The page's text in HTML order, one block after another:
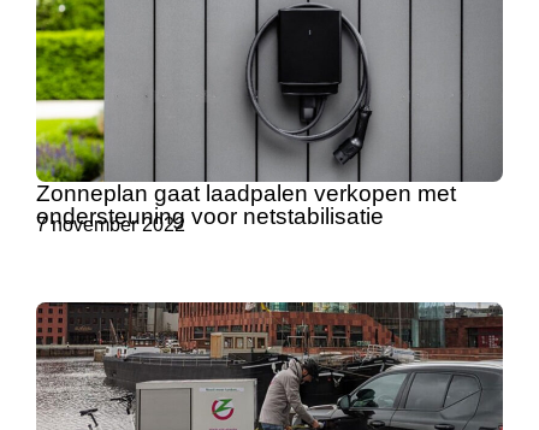
Zonneplan gaat laadpalen verkopen met
ondersteuning voor netstabilisatie
7 november 2022